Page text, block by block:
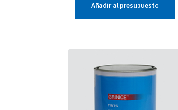
Añadir al presupuesto